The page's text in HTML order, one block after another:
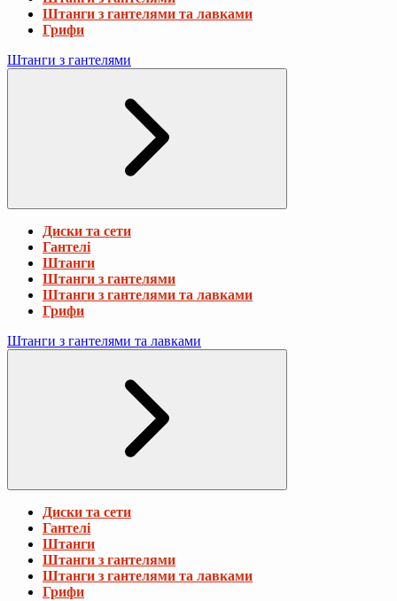
Штанги з гантелями та лавками
Грифи
Штанги з гантелями
Диски та сети
Гантелі
Штанги
Штанги з гантелями
Штанги з гантелями та лавками
Грифи
Штанги з гантелями та лавками
Диски та сети
Гантелі
Штанги
Штанги з гантелями
Штанги з гантелями та лавками
Грифи